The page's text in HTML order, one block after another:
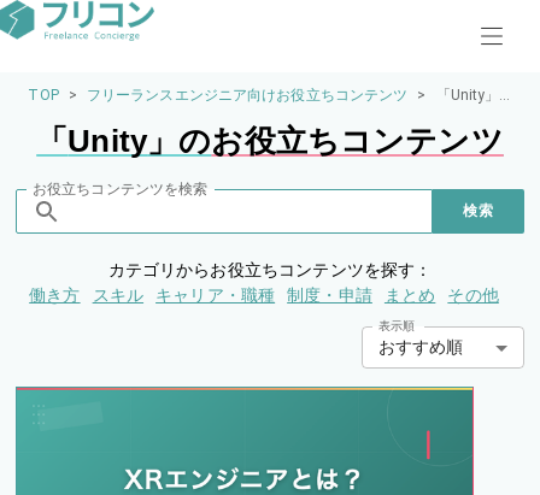
TOP > フリーランスエンジニア向けお役立ちコンテンツ >
「Unity」の
ンテンツ
「 Unity」のお役立ちコンテンツ
お役立ちコンテンツを検索
検索
カテゴリからお役立ちコンテンツを探す：
働き方
スキル キャリア・職種 制度・申請 まとめ その他
表示順
おすすめ順